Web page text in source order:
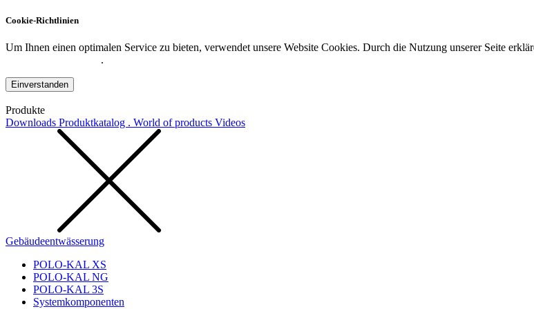
Cookie-Richtlinien
Um Ihnen einen optimalen Service zu bieten, verwendet unsere Website Cookies. Durch die Nutzung unserer Seite
.
Einverstanden
Produkte
Downloads Produktkatalog . World of products Videos
Gebäudeentwässerung
POLO-KAL XS
POLO-KAL NG
POLO-KAL 3S
Systemkomponenten